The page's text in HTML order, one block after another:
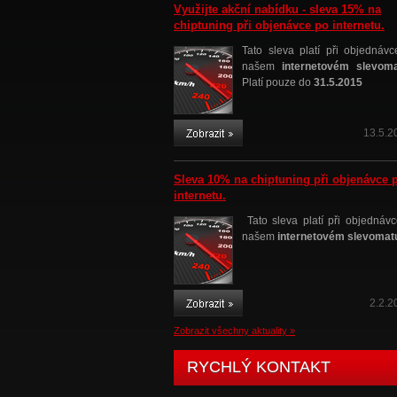
Využijte akční nabídku - sleva 15% na
chiptuning při objenávce po internetu.
Tato sleva platí při
našem internetovém
Platí pouze do 31.5.2015
Sleva 10% na chiptuning při objenávce
internetu.
Tato sleva platí při
našem internetovém
Zobrazit všechny aktuality »
RYCHLÝ KONTAKT